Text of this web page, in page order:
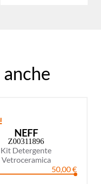
anche
NEFF
Z00311896
Kit Detergente
Vetroceramica
50,00€